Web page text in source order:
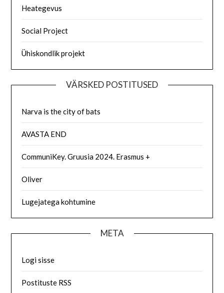
Heategevus
Social Project
Ühiskondlik projekt
VÄRSKED POSTITUSED
Narva is the city of bats
AVASTA END
CommuniKey. Gruusia 2024. Erasmus +
Oliver
Lugejatega kohtumine
META
Logi sisse
Postituste RSS